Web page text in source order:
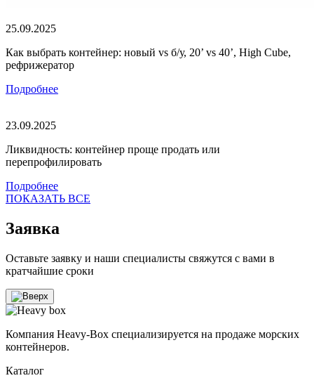
25.09.2025
Как выбрать контейнер: новый vs б/у, 20’ vs 40’, High Cube,
рефрижератор
Подробнее
23.09.2025
Ликвидность: контейнер проще продать или
перепрофилировать
Подробнее
ПОКАЗАТЬ ВСЕ
Заявка
Оставьте заявку и наши специалисты свяжутся с вами в
кратчайшие сроки
Компания Heavy-Box специализируется на продаже морских
контейнеров.
Каталог